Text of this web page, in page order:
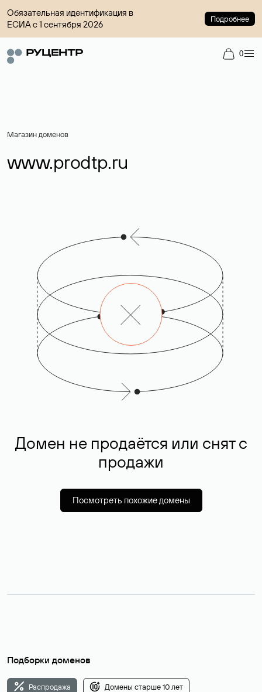
Обязательная идентификация в
ЕСИА с 1 сентября 2026
Подробнее
0
Магазин доменов
www.prodtp.ru
Домен не продаётся или снят с
продажи
Посмотреть похожие домены
Подборки доменов
Распродажа Домены старше 10 лет